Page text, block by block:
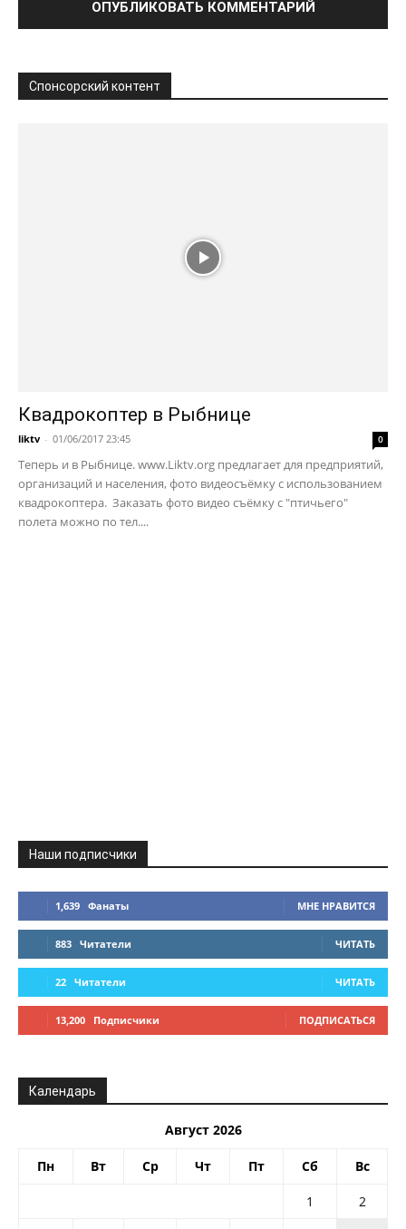
Спонсорский контент
Квадрокоптер в Рыбнице
liktv - 01/06/2017 23:45 0
Теперь и в Рыбнице. www.Liktv.org предлагает для предприятий,
организаций и населения, фото видеосъёмку с использованием
квадрокоптера. Заказать фото видео съёмку с "птичьего"
полета можно по тел....
Наши подписчики
1,639 Фанаты МНЕ НРАВИТСЯ
883 Читатели ЧИТАТЬ
22 Читатели ЧИТАТЬ
13,200 Подписчики ПОДПИСАТЬСЯ
Календарь
Август 2026
Пн Вт Ср Чт Пт Сб Вс
1
2